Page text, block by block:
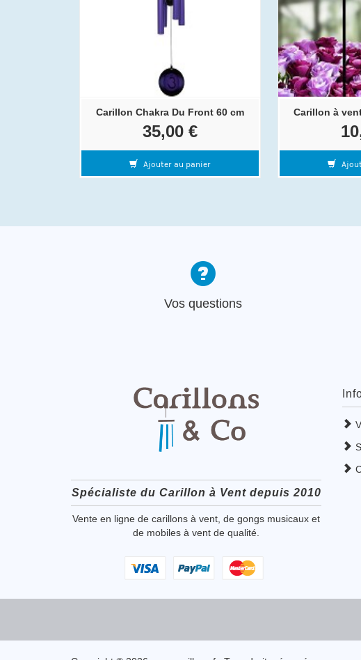
Carillon Chakra Du Front 60 cm
35,00 €
Ajouter au panier
Carillon à
Vos questions
Spécialiste du Carillon à Vent depuis 2010
Vente en ligne de carillons à vent, de gongs musicaux et
de mobiles à vent de qualité.